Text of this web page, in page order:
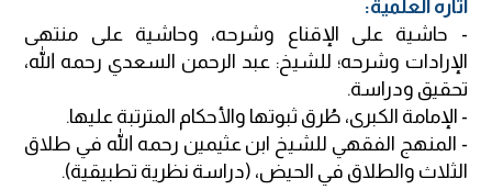
آثاره العلمية:
- حاشية على الإقناع وشرحه، وحاشية على منتهى
الإرادات وشرحه؛ للشيخ: عبد الرحمن السعدي رحمه الله،
تحقيق ودراسة.
- الإمامة الكبرى، طُرق ثبوتها والأحكام المترتبة عليها.
- المنهج الفقهي للشيخ ابن عثيمين رحمه الله في طلاق
الثلاث والطلاق في الحيض، (دراسة نظرية تطبيقية).